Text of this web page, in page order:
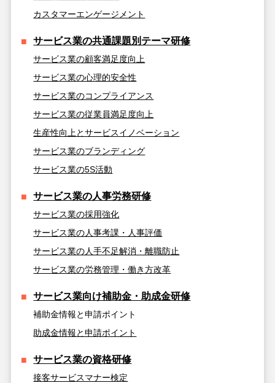
カスタマーエンゲージメント
サービス業の共通課題別テーマ研修
サービス業の顧客満足度向上
サービス業の心理的安全性
サービス業のコンプライアンス
サービス業の従業員満足度向上
生産性向上とサービスイノベーション
サービス業のブランディング
サービス業の5S活動
サービス業の人事労務研修
サービス業の採用強化
サービス業の人事考課・人事評価
サービス業の人手不足解消・離職防止
サービス業の労務管理・働き方改革
サービス業向け補助金・助成金研修
補助金情報と申請ポイント
助成金情報と申請ポイント
サービス業の資格研修
接客サービスマナー検定